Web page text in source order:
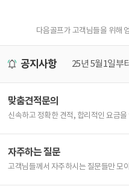
다음골프가 고객님들을 위해
공지사항
널 이전 안내
맞춤견적문의
신속하고 정확한 견적, 합리적인 요금
자주하는 질문
고객님들께서 자주하시는 질문들만 모